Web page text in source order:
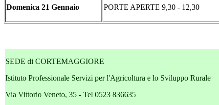
Domenica 21 Gennaio PORTE APERTE 9,30 - 12,30
SEDE di CORTEMAGGIORE
Istituto Professionale Servizi per l'Agricoltura e lo Sviluppo Rurale
Via Vittorio Veneto, 35 - Tel 0523 836635